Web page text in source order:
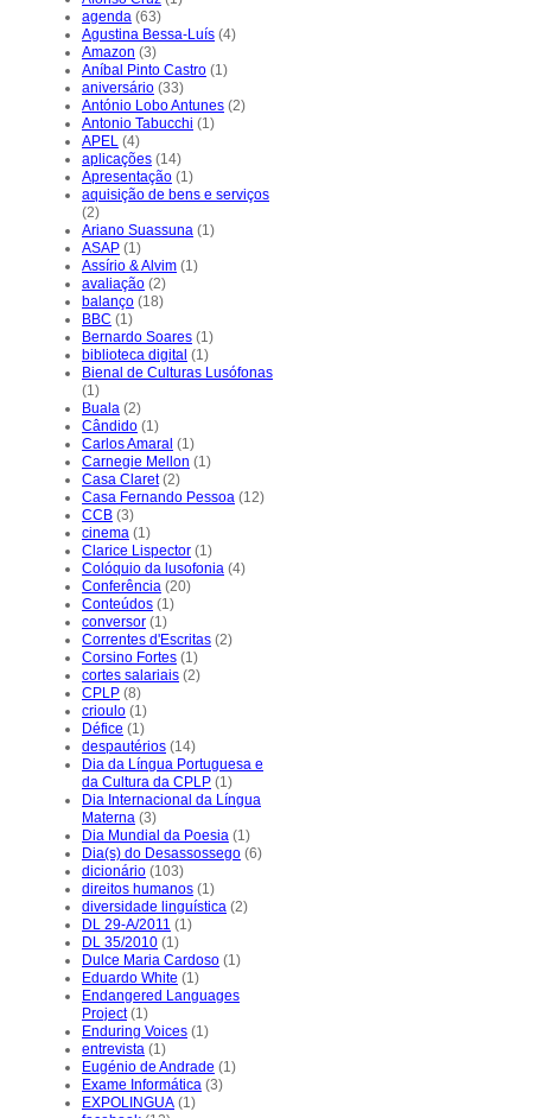
agenda (63)
Agustina Bessa-Luís (4)
Amazon (3)
Aníbal Pinto Castro (1)
aniversário (33)
António Lobo Antunes (2)
Antonio Tabucchi (1)
APEL (4)
aplicações (14)
Apresentação (1)
aquisição de bens e serviços
(2)
Ariano Suassuna (1)
ASAP (1)
Assírio & Alvim (1)
avaliação (2)
balanço (18)
BBC (1)
Bernardo Soares (1)
biblioteca digital (1)
Bienal de Culturas Lusófonas
(1)
Buala (2)
Cândido (1)
Carlos Amaral (1)
Carnegie Mellon (1)
Casa Claret (2)
Casa Fernando Pessoa (12)
CCB (3)
cinema (1)
Clarice Lispector (1)
Colóquio da lusofonia (4)
Conferência (20)
Conteúdos (1)
conversor (1)
Correntes d'Escritas (2)
Corsino Fortes (1)
cortes salariais (2)
CPLP (8)
crioulo (1)
Défice (1)
despautérios (14)
Dia da Língua Portuguesa e
da Cultura da CPLP (1)
Dia Internacional da Língua
Materna (3)
Dia Mundial da Poesia (1)
Dia(s) do Desassossego (6)
dicionário (103)
direitos humanos (1)
diversidade linguística (2)
DL 29-A/2011 (1)
DL 35/2010 (1)
Dulce Maria Cardoso (1)
Eduardo White (1)
Endangered Languages
Project (1)
Enduring Voices (1)
entrevista (1)
Eugénio de Andrade (1)
Exame Informática (3)
EXPOLINGUA (1)